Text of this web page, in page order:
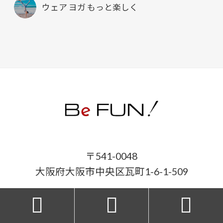
ウェア ヨガ もっと楽しく
〒541-0048
大阪府大阪市中央区瓦町1-6-1-509
06-7493-4891
  